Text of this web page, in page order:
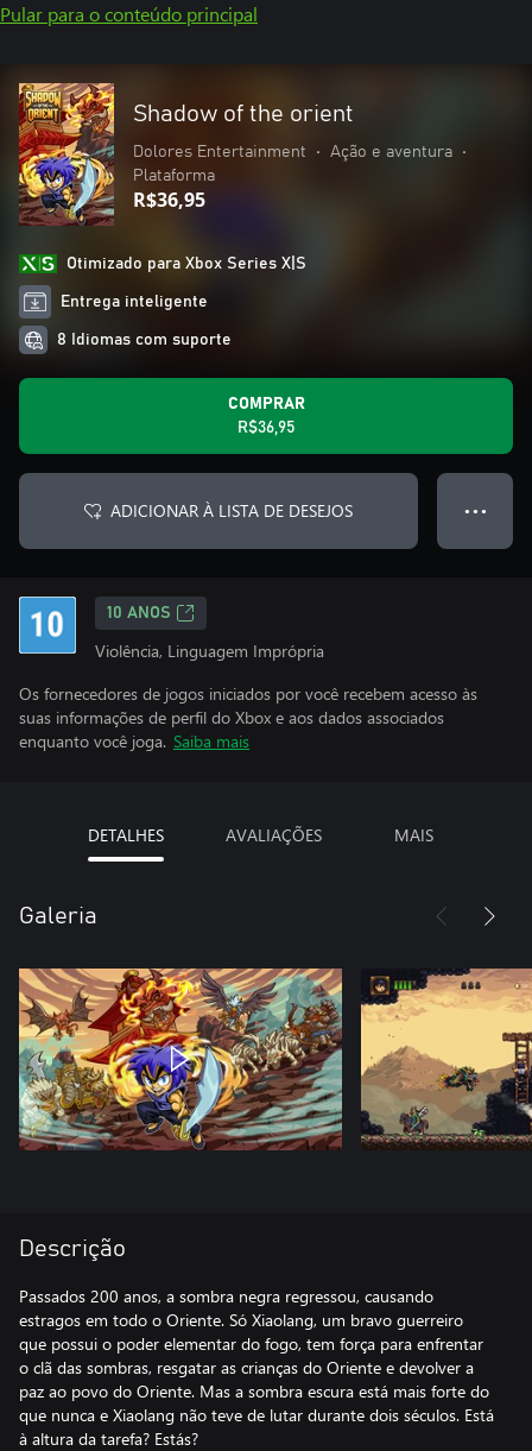
Pular para o conteúdo principal
Shadow of the orient
Dolores Entertainment • Ação e aventura
•
Plataforma
R$36,95
Otimizado para Xbox Series X|S
Entrega inteligente
8 Idiomas com suporte
COMPRAR
R$36,95
ADICIONAR À LISTA DE DESEJOS ● ● ●
10 ANOS
Violência, Linguagem Imprópria
Os fornecedores de jogos iniciados por você recebem acesso às
suas informações de perfil do Xbox e aos dados associados
enquanto você joga. Saiba mais
DETALHES AVALIAÇÕES MAIS
Galeria
Descrição
Passados ​​200 anos, a sombra negra regressou, causando
estragos em todo o Oriente. Só Xiaolang, um bravo guerreiro
que possui o poder elementar do fogo, tem força para enfrentar
o clã das sombras, resgatar as crianças do Oriente e devolver a
paz ao povo do Oriente. Mas a sombra escura está mais forte do
que nunca e Xiaolang não teve de lutar durante dois séculos. Está
à altura da tarefa? Estás?